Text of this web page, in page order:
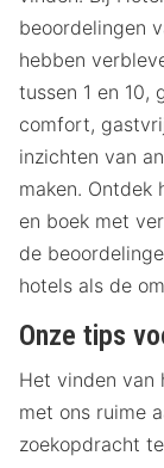
beoordelingen
hebben
tussen 1 en 10,
comfort,
inzichten van
maken. Ontdek
en boek met
de
hotels als de
Onze tips
Het vinden van
met ons ruime
zoekopdracht